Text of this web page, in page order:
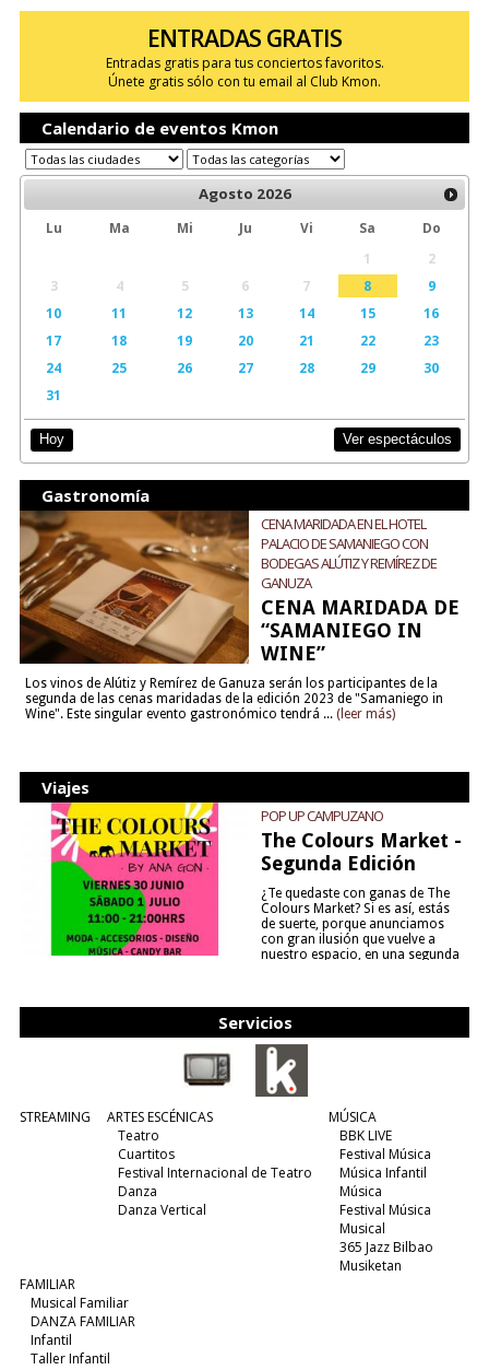
ENTRADAS GRATIS
Entradas gratis para tus conciertos favoritos.
Únete gratis sólo con tu email al Club Kmon.
Calendario de eventos Kmon
Agosto 2026
Lu Ma Mi Ju Vi Sa
Do
1
2
3
4 5 6 7 8
9
10
11 12 13 14 15
16
17
18 19 20 21 22
23
24
25 26 27 28 29
30
31
Hoy Ver espectáculos
Gastronomía
CENA MARIDADA EN EL HOTEL
PALACIO DE SAMANIEGO CON
BODEGAS ALÚTIZ Y REMÍREZ DE
GANUZA
CENA MARIDADA DE
“SAMANIEGO IN
WINE”
Los vinos de Alútiz y Remírez de Ganuza serán los participantes de la
segunda de las cenas maridadas de la edición 2023 de "Samaniego in
Wine". Este singular evento gastronómico tendrá ... (leer más)
Viajes
POP UP CAMPUZANO
The Colours Market -
Segunda Edición
¿Te quedaste con ganas de The
Colours Market? Si es así, estás
de suerte, porque anunciamos
con gran ilusión que vuelve a
nuestro espacio, en una segunda
Servicios
STREAMING
ARTES ESCÉNICAS
Teatro
Cuartitos
Festival Internacional de Teatro
Danza
Danza Vertical
MÚSICA
BBK LIVE
Festival Música
Música Infantil
Música
Festival Música
Musical
365 Jazz Bilbao
Musiketan
FAMILIAR
Musical Familiar
DANZA FAMILIAR
Infantil
Taller Infantil